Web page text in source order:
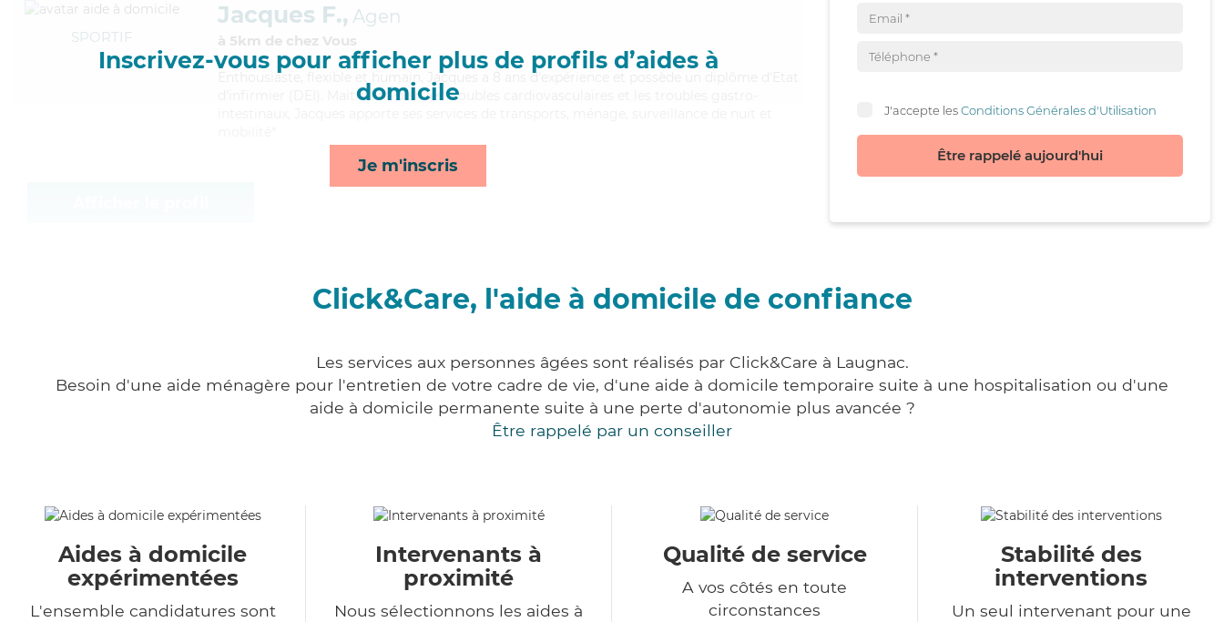
Inscrivez-vous pour afficher plus de profils d’aides à
domicile
Je m'inscris
SPORTIF
Jacques F., Agen
à 5km de chez Vous
Enthousiaste
, flexible et humain, Jacques a 8 ans d'expérience et possède un diplôme d'Etat
d'infirmier (DEI). Maitrisant bien les troubles cardiovasculaires et les troubles gastro-
J'accepte lesConditions Générales d'Utilisation
Être rappelé aujourd'hui
Click&Care, l'aide à domicile de confiance
Les services aux personnes âgées sont réalisés par Click&Care à Laugnac.
Besoin d'une aide ménagère pour l'entretien de votre cadre de vie, d'une aide à domicile temporaire suite à une hospitalisation ou d'une
aide à domicile permanente suite à une perte d'autonomie plus avancée ?
Être rappelé par un conseiller
Aides à domicile
expérimentées
L'ensemble candidatures sont
Intervenants à
proximité
Nous sélectionnons les aides à
Qualité de service
A vos côtés en toute
circonstances
Stabilité des
interventions
Un seul intervenant pour une